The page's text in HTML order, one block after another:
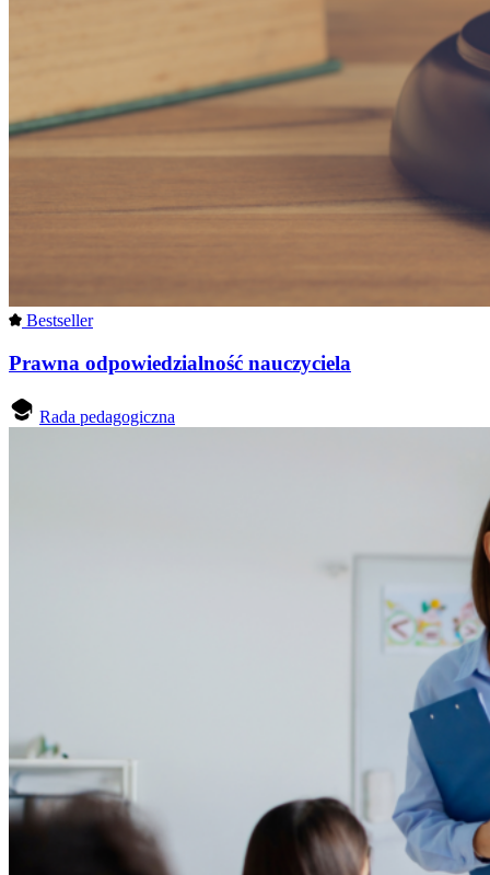
Bestseller
Prawna odpowiedzialność nauczyciela
Rada pedagogiczna